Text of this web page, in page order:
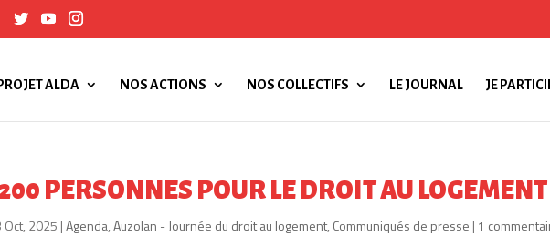
ALDA NOS ACTIONS NOS COLLECTIFS LE JOURNAL JE
PERSONNES POUR LE DROIT AU
Oct, 2025 |Agenda,Auzolan - Journée du droit au logement, Communiqués de presse | 1